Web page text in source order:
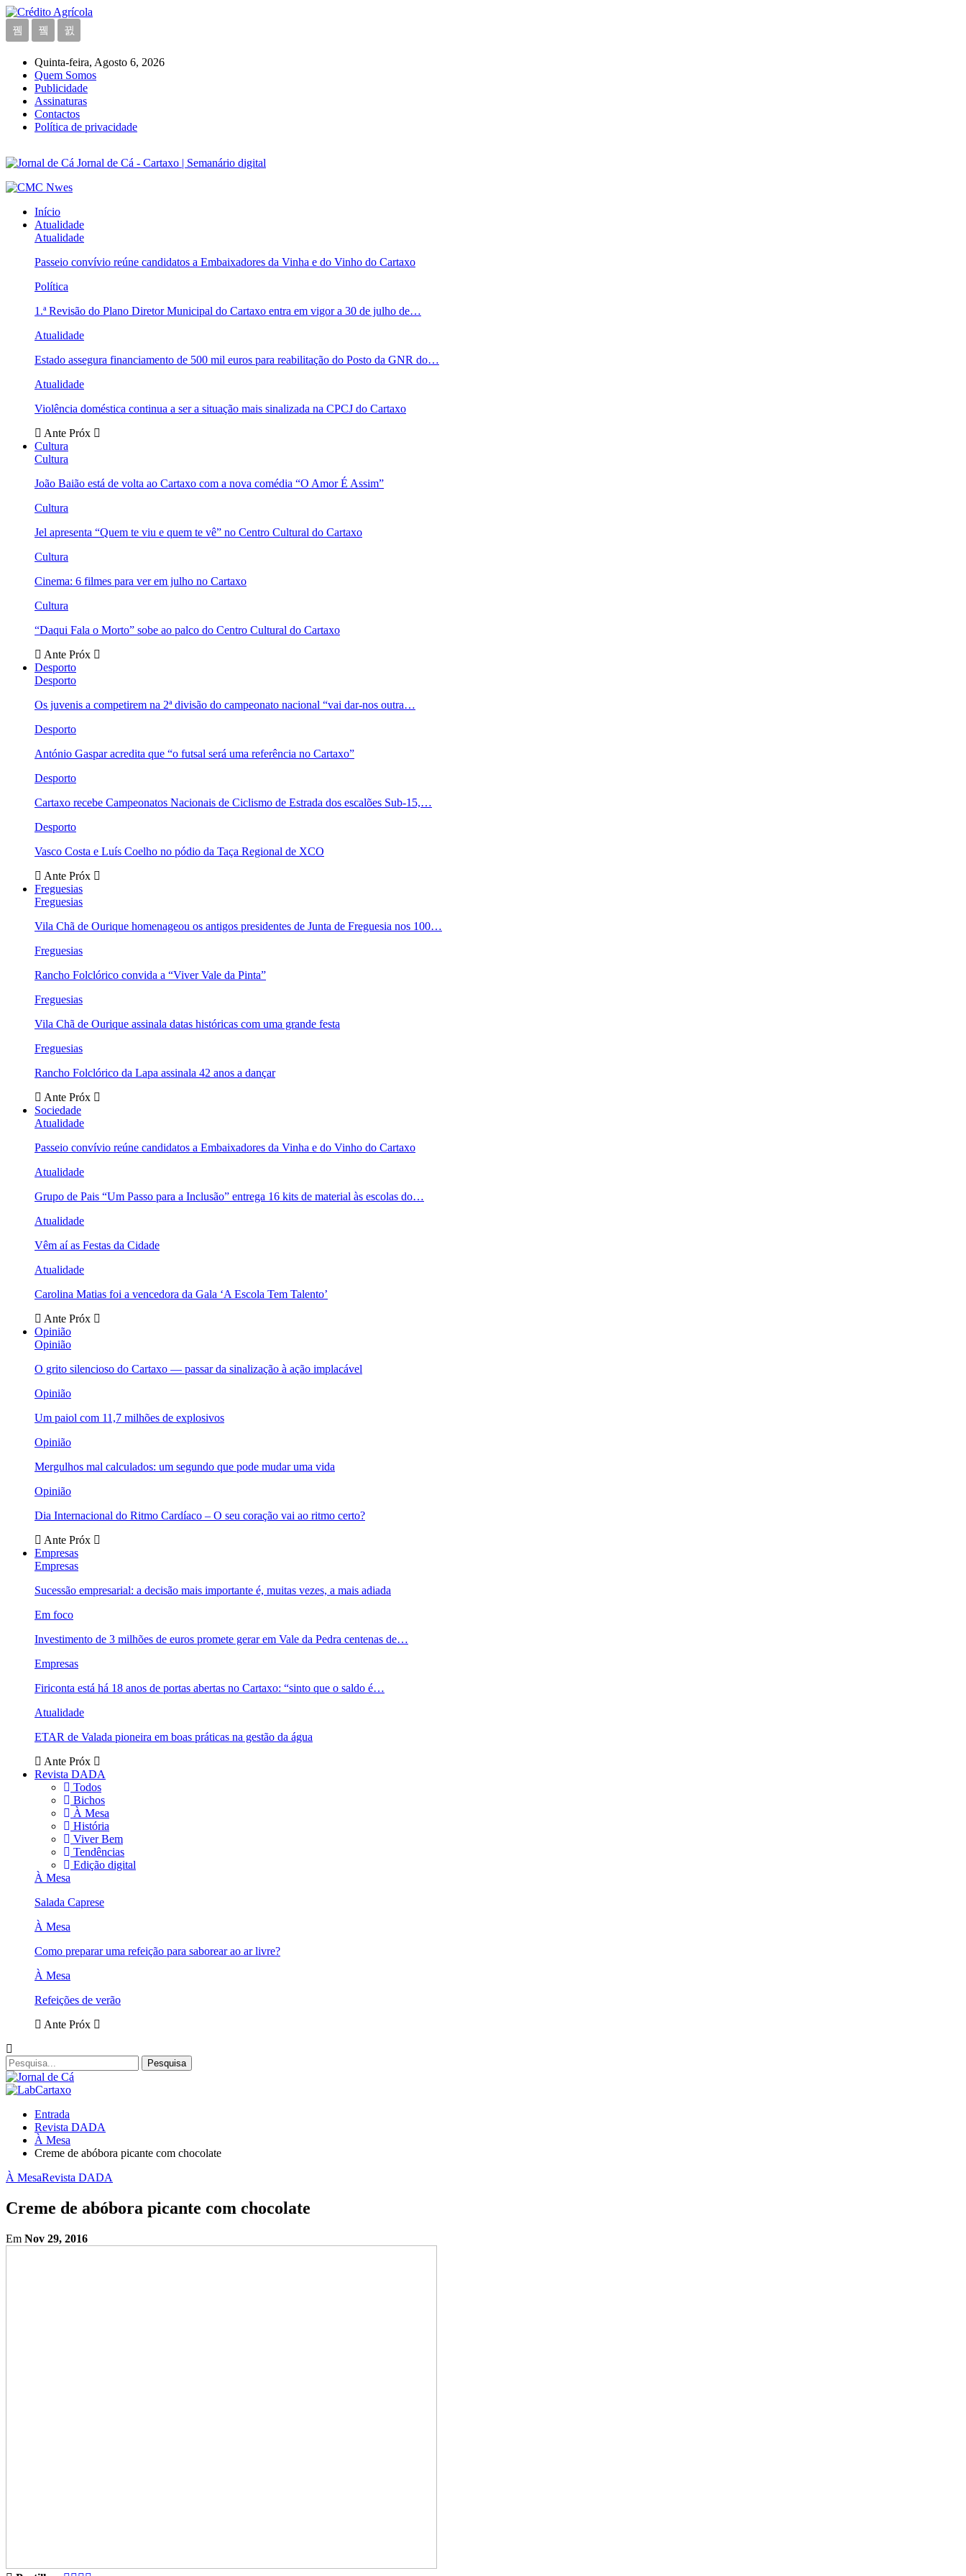
Quinta-feira, Agosto 6, 2026
Quem Somos
Publicidade
Assinaturas
Contactos
Política de privacidade
Jornal de Cá - Cartaxo | Semanário digital
Início
Atualidade
Atualidade
Passeio convívio reúne candidatos a Embaixadores da Vinha e do Vinho do Cartaxo
Política
1.ª Revisão do Plano Diretor Municipal do Cartaxo entra em vigor a 30 de julho de…
Atualidade
Estado assegura financiamento de 500 mil euros para reabilitação do Posto da GNR do…
Atualidade
Violência doméstica continua a ser a situação mais sinalizada na CPCJ do Cartaxo
Ante Próx
Cultura
Cultura
João Baião está de volta ao Cartaxo com a nova comédia “O Amor É Assim”
Cultura
Jel apresenta “Quem te viu e quem te vê” no Centro Cultural do Cartaxo
Cultura
Cinema: 6 filmes para ver em julho no Cartaxo
Cultura
“Daqui Fala o Morto” sobe ao palco do Centro Cultural do Cartaxo
Ante Próx
Desporto
Desporto
Os juvenis a competirem na 2ª divisão do campeonato nacional “vai dar-nos outra…
Desporto
António Gaspar acredita que “o futsal será uma referência no Cartaxo”
Desporto
Cartaxo recebe Campeonatos Nacionais de Ciclismo de Estrada dos escalões Sub-15,…
Desporto
Vasco Costa e Luís Coelho no pódio da Taça Regional de XCO
Ante Próx
Freguesias
Freguesias
Vila Chã de Ourique homenageou os antigos presidentes de Junta de Freguesia nos 100…
Freguesias
Rancho Folclórico convida a “Viver Vale da Pinta”
Freguesias
Vila Chã de Ourique assinala datas históricas com uma grande festa
Freguesias
Rancho Folclórico da Lapa assinala 42 anos a dançar
Ante Próx
Sociedade
Atualidade
Passeio convívio reúne candidatos a Embaixadores da Vinha e do Vinho do Cartaxo
Atualidade
Grupo de Pais “Um Passo para a Inclusão” entrega 16 kits de material às escolas do…
Atualidade
Vêm aí as Festas da Cidade
Atualidade
Carolina Matias foi a vencedora da Gala ‘A Escola Tem Talento’
Ante Próx
Opinião
Opinião
O grito silencioso do Cartaxo — passar da sinalização à ação implacável
Opinião
Um paiol com 11,7 milhões de explosivos
Opinião
Mergulhos mal calculados: um segundo que pode mudar uma vida
Opinião
Dia Internacional do Ritmo Cardíaco – O seu coração vai ao ritmo certo?
Ante Próx
Empresas
Empresas
Sucessão empresarial: a decisão mais importante é, muitas vezes, a mais adiada
Em foco
Investimento de 3 milhões de euros promete gerar em Vale da Pedra centenas de…
Empresas
Firiconta está há 18 anos de portas abertas no Cartaxo: “sinto que o saldo é…
Atualidade
ETAR de Valada pioneira em boas práticas na gestão da água
Ante Próx
Revista DADA
Todos
Bichos
À Mesa
História
Viver Bem
Tendências
Edição digital
À Mesa
Salada Caprese
À Mesa
Como preparar uma refeição para saborear ao ar livre?
À Mesa
Refeições de verão
Ante Próx
Entrada
Revista DADA
À Mesa
Creme de abóbora picante com chocolate
À MesaRevista DADA
Creme de abóbora picante com chocolate
Em Nov 29, 2016